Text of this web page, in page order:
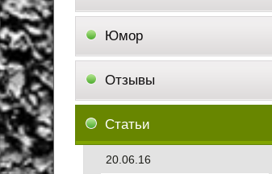
Юмор
Отзывы
Статьи
20.06.16